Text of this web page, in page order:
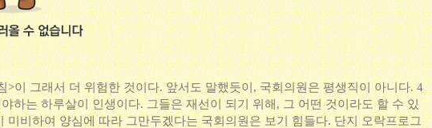
>이 그래서 더 위험한 것이다. 앞서도 말했듯이, 국회의원은 평생직이 아니다. 4
하는 하루살이 인생이다. 그들은 재선이 되기 위해, 그 어떤 것이라도 할 수 있
미비하여 양심에 따라 그만두겠다는 국회의원은 보기 힘들다. 단지 오락프로그